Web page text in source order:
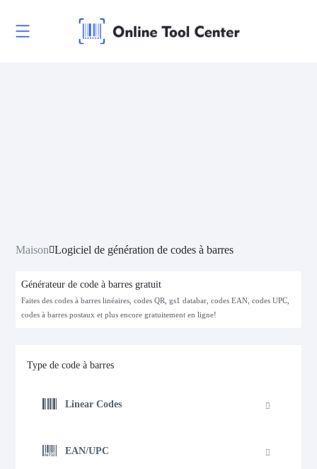
Maison Logiciel de génération de codes à barres
Générateur de code à barres gratuit
Faites des codes à barres linéaires, codes QR, gs1 databar, codes EAN, codes UPC,
codes à barres postaux et plus encore gratuitement en ligne!
Type de code à barres
Linear Codes
EAN/UPC